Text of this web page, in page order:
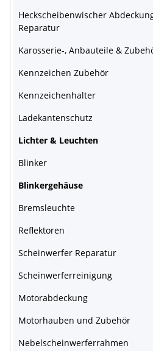
Heckscheibenwischer
Reparatur
Karosserie-, Anbauteile &
Kennzeichen Zubehör
Kennzeichenhalter
Ladekantenschutz
Lichter & Leuchten
Blinker
Blinkergehäuse
Bremsleuchte
Reflektoren
Scheinwerfer Reparatur
Scheinwerferreinigung
Motorabdeckung
Motorhauben und Zubehör
Nebelscheinwerferrahmen